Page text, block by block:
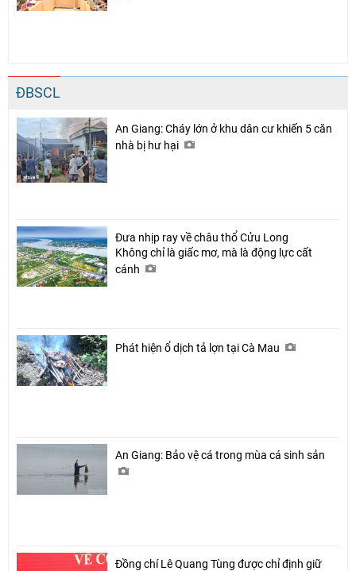
ĐBSCL
An Giang: Cháy lớn ở khu dân cư khiến 5 căn
nhà bị hư hại
Đưa nhịp ray về châu thổ Cửu Long
Không chỉ là giấc mơ, mà là động lực cất
cánh
Phát hiện ổ dịch tả lợn tại Cà Mau
An Giang: Bảo vệ cá trong mùa cá sinh sản
Đồng chí Lê Quang Tùng được chỉ định giữ